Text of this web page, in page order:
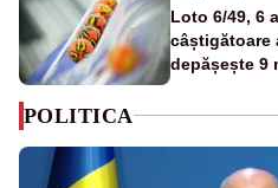
Loto 6/49, 6
câștigătoare
depășește 9
POLITICA